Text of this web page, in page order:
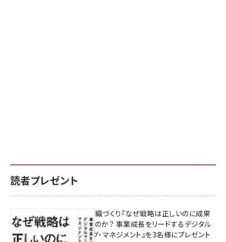
読者プレゼント
成果を生む組織づくり『なぜ戦略は正しいのに成果
があがらないのか？ 事業成長をリードするデジタル
マーケティング・マネジメント』を3名様にプレゼント